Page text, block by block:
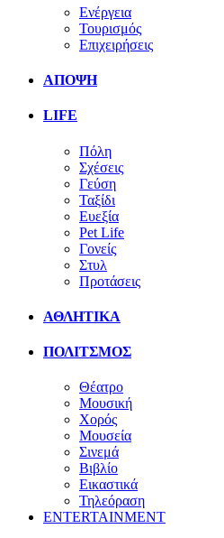
Ενέργεια
Τουρισμός
Επιχειρήσεις
ΑΠΟΨΗ
LIFE
Πόλη
Σχέσεις
Γεύση
Ταξίδι
Ευεξία
Pet Life
Γονείς
Στυλ
Προτάσεις
ΑΘΛΗΤΙΚΑ
ΠΟΛΙΤΣΜΟΣ
Θέατρο
Μουσική
Χορός
Μουσεία
Σινεμά
Βιβλίο
Εικαστικά
Τηλεόραση
ENTERTAINMENT